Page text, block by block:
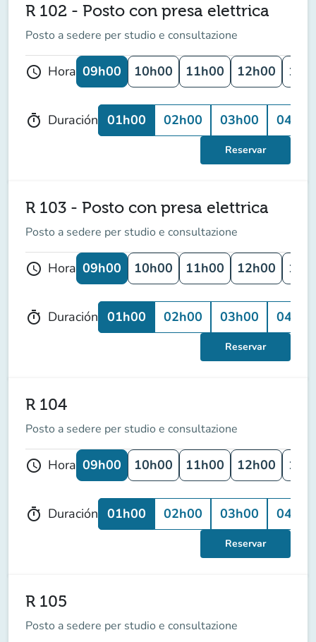
R 102 - Posto con presa elettrica
Posto a sedere per studio e consultazione
schedule Hora 09h00 10h00 11h00 12h00
timer Duración 01h00 02h00 03h00 04h00
Reservar
R 103 - Posto con presa elettrica
Posto a sedere per studio e consultazione
schedule Hora 09h00 10h00 11h00 12h00
timer Duración 01h00 02h00 03h00 04h00
Reservar
R 104
Posto a sedere per studio e consultazione
schedule Hora 09h00 10h00 11h00 12h00
timer Duración 01h00 02h00 03h00 04h00
Reservar
R 105
Posto a sedere per studio e consultazione